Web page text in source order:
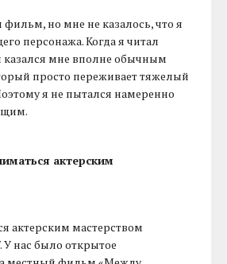
но мне не казалось, что я
персонажа. Когда я читал
мне вполне обычным
просто переживает тяжелый
я не пытался намеренно
актерским
актерским мастерством
У нас было открытое